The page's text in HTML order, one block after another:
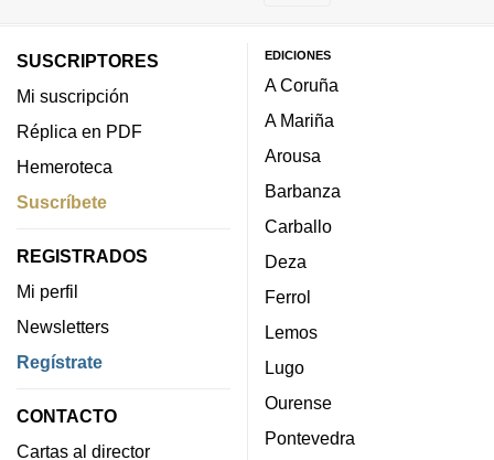
SUSCRIPTORES
Mi suscripción
Réplica en PDF
Hemeroteca
Suscríbete
REGISTRADOS
Mi perfil
Newsletters
Regístrate
CONTACTO
Cartas al director
EDICIONES
A Coruña
A Mariña
Arousa
Barbanza
Carballo
Deza
Ferrol
Lemos
Lugo
Ourense
Pontevedra